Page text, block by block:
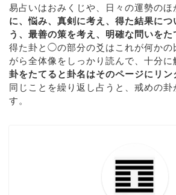
易占いはおみくじや、日々の運勢のほ
に、悩み、真剣に考え、得た結果に
う、最善の策を考え、明確な問いをた
得た卦と◯の部分の爻はこれが何かの
がら全体像をしっかり読んで、十分に
卦をたてると卦名はそのページにリン
同じことを繰り返し占うと、戒めの卦
す。